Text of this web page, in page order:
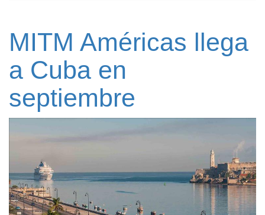
MITM Américas llega
a Cuba en
septiembre